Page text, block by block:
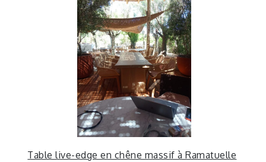
Table live-edge en chêne massif à Ramatuelle